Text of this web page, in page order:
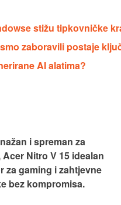
stižu tipkovničke
zaboravili postaje
AI alatima?
i spreman za
Nitro V 15 idealan
za gaming i zahtjevne
bez kompromisa.